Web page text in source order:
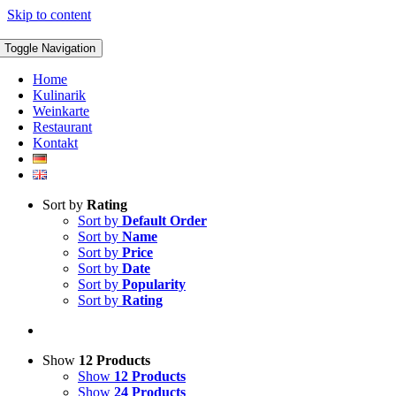
Skip to content
Toggle Navigation
Home
Kulinarik
Weinkarte
Restaurant
Kontakt
Sort by Rating
Sort by Default Order
Sort by Name
Sort by Price
Sort by Date
Sort by Popularity
Sort by Rating
Show 12 Products
Show 12 Products
Show 24 Products